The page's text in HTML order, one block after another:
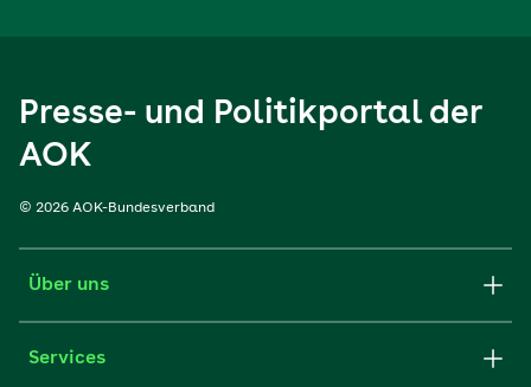
Presse- und Politikportal der
AOK
© 2026 AOK-Bundesverband
Über uns
Services